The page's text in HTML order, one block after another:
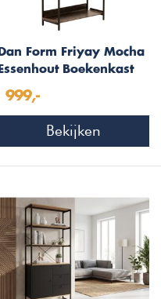
Dan Form Friyay Mocha
Essenhout Boekenkast
999,-
Bekijken